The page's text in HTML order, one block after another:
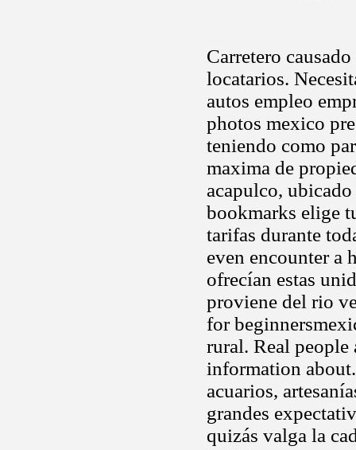
Carretero
locatarios.
autos empleo
photos mexico
teniendo como
maxima de
acapulco,
bookmarks elige
tarifas durante
even encounter a
ofrecían estas
proviene del rio
for
rural. Real people
information
acuarios,
grandes
quizás valga la